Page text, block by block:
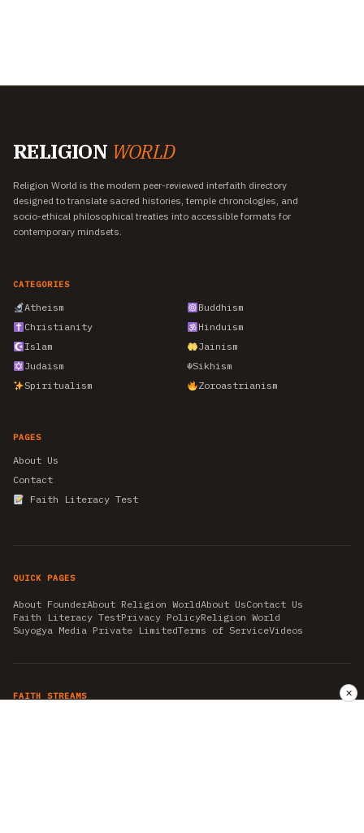
RELIGION WORLD
Religion World is the modern peer-reviewed interfaith directory
designed to translate sacred histories, temple chronologies, and
socio-ethical philosophical treaties into accessible formats for
contemporary mindsets.
CATEGORIES
Atheism
Buddhism
Christianity
Hinduism
Islam
Jainism
Judaism
☬Sikhism
Spiritualism
Zoroastrianism
PAGES
About Us
Contact
Faith Literacy Test
QUICK PAGES
About FounderAbout Religion WorldAbout UsContact Us
Faith Literacy TestPrivacy PolicyReligion World
Suyogya Media Private LimitedTerms of ServiceVideos
FAITH STREAMS ✕